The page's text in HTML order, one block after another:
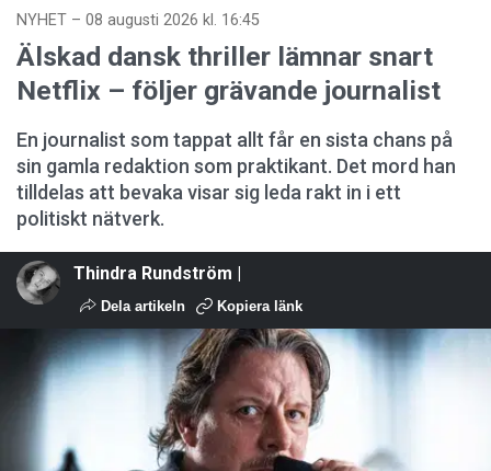
NYHET – 08 augusti 2026 kl. 16:45
Älskad dansk thriller lämnar snart
Netflix – följer grävande journalist
En journalist som tappat allt får en sista chans på
sin gamla redaktion som praktikant. Det mord han
tilldelas att bevaka visar sig leda rakt in i ett
politiskt nätverk.
Thindra Rundström |
Dela artikeln Kopiera länk